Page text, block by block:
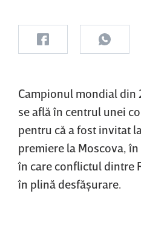
Campionul mondial din
se află în centrul unei
pentru că a fost invitat
premiere la Moscova,
în care conflictul dintre
în plină desfăşurare.